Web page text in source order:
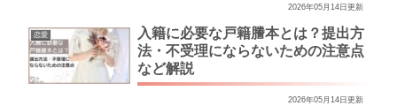
2026年05月14日更新
恋愛
入籍に必要な戸籍謄本とは？提出方
法・不受理にならないための注意点
など解説
2026年05月14日更新